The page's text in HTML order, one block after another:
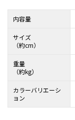
内容量
サイズ
（約cm）
重量
（約kg）
カラーバリエーシ
ョン